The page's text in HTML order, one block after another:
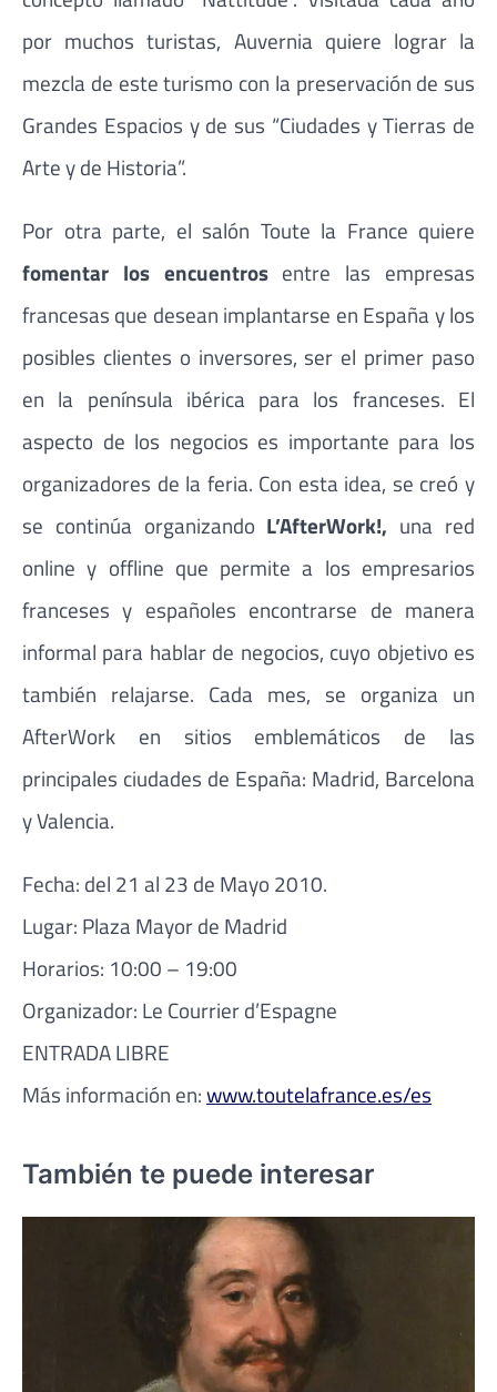
por muchos turistas, Auvernia quiere lograr la
mezcla de este turismo con la preservación de sus
Grandes Espacios y de sus “Ciudades y Tierras de
Arte y de Historia”.
Por otra parte, el salón Toute la France quiere
fomentar los encuentrosentre las empresas
francesas que desean implantarse en España y los
posibles clientes o inversores, ser el primer paso
en la península ibérica para los franceses. El
aspecto de los negocios es importante para los
organizadores de la feria. Con esta idea, se creó y
se continúa organizando L’AfterWork!, una red
online y offline que permite a los empresarios
franceses y españoles encontrarse de manera
informal para hablar de negocios, cuyo objetivo es
también relajarse. Cada mes, se organiza un
AfterWork en sitios emblemáticos de las
principales ciudades de España: Madrid, Barcelona
y Valencia.
Fecha: del 21 al 23 de Mayo 2010.
Lugar: Plaza Mayor de Madrid
Horarios: 10:00 – 19:00
Organizador: Le Courrier d’Espagne
ENTRADA LIBRE
Más información en:www.toutelafrance.es/es
También te puede interesar